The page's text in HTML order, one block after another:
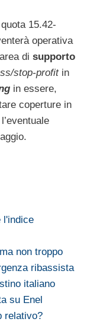
15.42-
operativa
di supporto
stop-profitin
in essere,
coperture in
l'indice
non troppo
ribassista
italiano
su Enel
relativo?